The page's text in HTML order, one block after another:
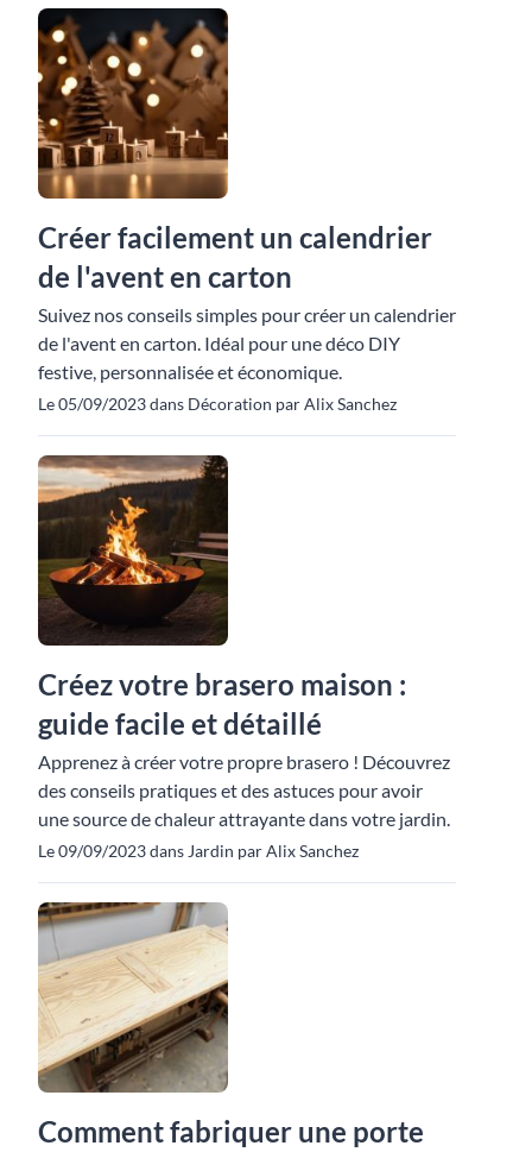
Créer facilement un calendrier
de l'avent en carton
Suivez nos conseils simples pour créer un calendrier
de l'avent en carton. Idéal pour une déco DIY
festive, personnalisée et économique.
Le 05/09/2023 dans Décoration par Alix Sanchez
Créez votre brasero maison :
guide facile et détaillé
Apprenez à créer votre propre brasero ! Découvrez
des conseils pratiques et des astuces pour avoir
une source de chaleur attrayante dans votre jardin.
Le 09/09/2023 dans Jardin par Alix Sanchez
Comment fabriquer une porte